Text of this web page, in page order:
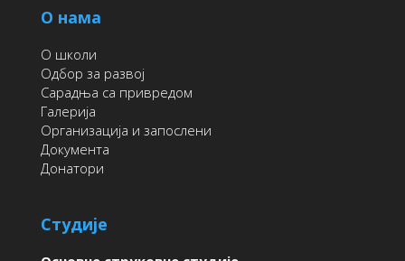
О нама
О школи
Одбор за развој
Сарадња са привредом
Галерија
Организација и запослени
Документа
Донатори
Студије